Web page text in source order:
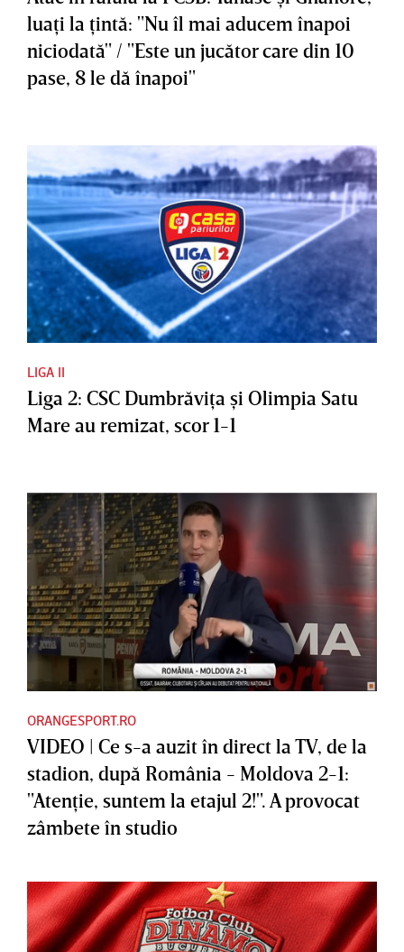
luaţi la ţintă: "Nu îl mai aducem înapoi
niciodată" / "Este un jucător care din 10
pase, 8 le dă înapoi"
LIGA II
Liga 2: CSC Dumbrăviţa şi Olimpia Satu
Mare au remizat, scor 1-1
ORANGESPORT.RO
VIDEO | Ce s-a auzit în direct la TV, de la
stadion, după România - Moldova 2-1:
"Atenţie, suntem la etajul 2!". A provocat
zâmbete în studio